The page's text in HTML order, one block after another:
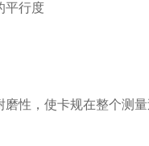
平行度
性，使卡规在整个测